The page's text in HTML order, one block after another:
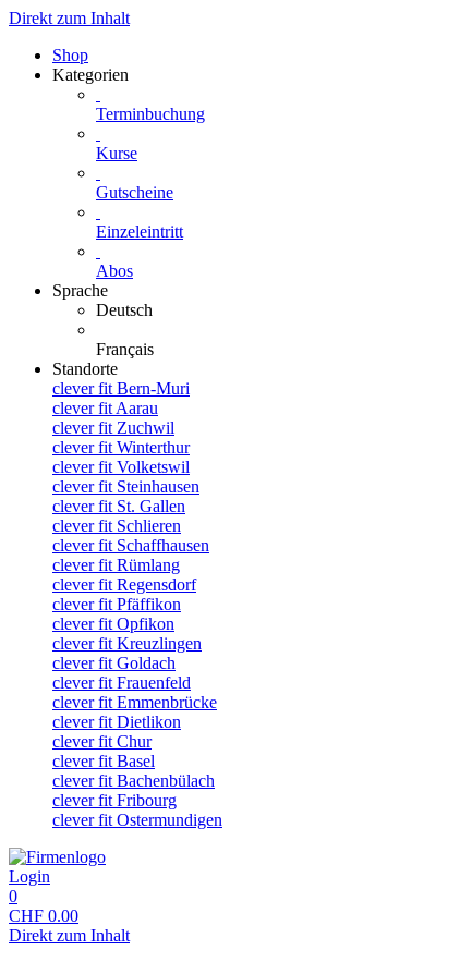
Direkt zum Inhalt
Shop
Kategorien
Terminbuchung
Kurse
Gutscheine
Einzeleintritt
Abos
Sprache
Deutsch
Français
Standorte
clever fit Bern-Muri
clever fit Aarau
clever fit Zuchwil
clever fit Winterthur
clever fit Volketswil
clever fit Steinhausen
clever fit St. Gallen
clever fit Schlieren
clever fit Schaffhausen
clever fit Rümlang
clever fit Regensdorf
clever fit Pfäffikon
clever fit Opfikon
clever fit Kreuzlingen
clever fit Goldach
clever fit Frauenfeld
clever fit Emmenbrücke
clever fit Dietlikon
clever fit Chur
clever fit Basel
clever fit Bachenbülach
clever fit Fribourg
clever fit Ostermundigen
Login
0
CHF 0.00
Direkt zum Inhalt